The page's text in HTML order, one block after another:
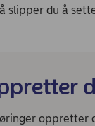
slipper du å
oppretter